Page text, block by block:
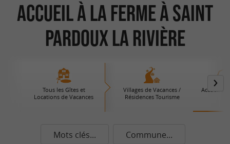
Accueil à la ferme à Saint
Pardoux la Rivière
Tous les Gîtes et
Locations de Vacances
Villages de Vacances /
Résidences Tourisme
Accueil à
Mots clés... Commune...